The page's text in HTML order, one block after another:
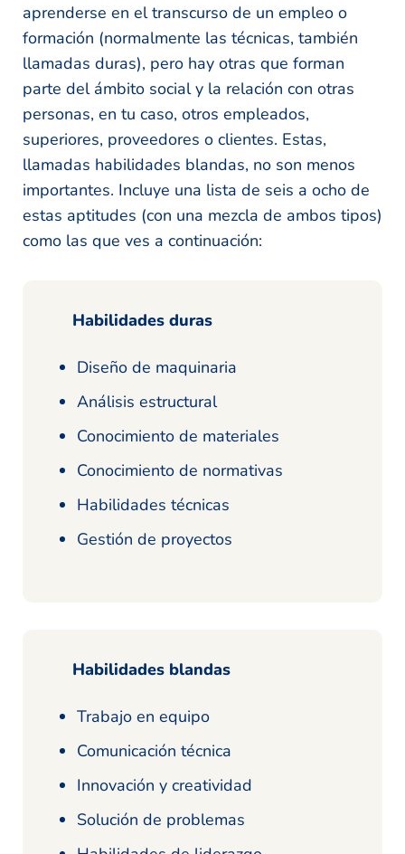
aprenderse en el transcurso de un empleo o
formación (normalmente las técnicas, también
llamadas duras), pero hay otras que forman
parte del ámbito social y la relación con otras
personas, en tu caso, otros empleados,
superiores, proveedores o clientes. Estas,
llamadas habilidades blandas, no son menos
importantes. Incluye una lista de seis a ocho de
estas aptitudes (con una mezcla de ambos tipos)
como las que ves a continuación:
Habilidades duras
Diseño de maquinaria
Análisis estructural
Conocimiento de materiales
Conocimiento de normativas
Habilidades técnicas
Gestión de proyectos
Habilidades blandas
Trabajo en equipo
Comunicación técnica
Innovación y creatividad
Solución de problemas